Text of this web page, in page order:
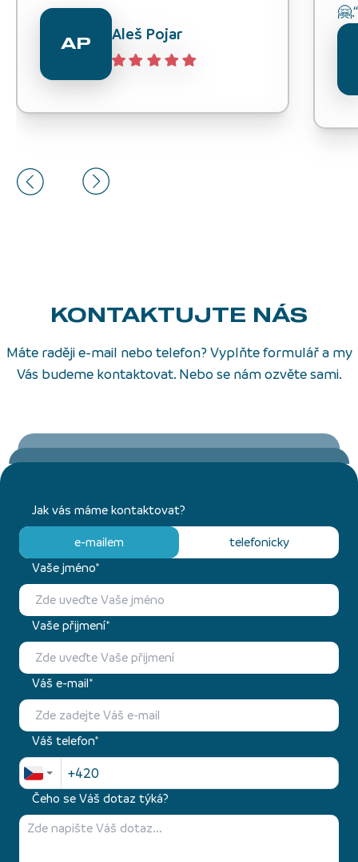
AP Aleš Pojar
KONTAKTUJTE NÁS
Máte raději e-mail nebo telefon? Vyplňte formulář a my
Vás budeme kontaktovat. Nebo se nám ozvěte sami.
Jak vás máme kontaktovat?
e-mailem
telefonicky
Vaše jméno*
Vaše přijmení*
Váš e-mail*
Váš telefon*
Čeho se Váš dotaz týká?